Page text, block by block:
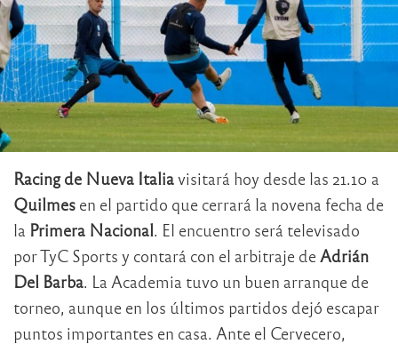
Racing de Nueva Italiavisitará hoy desde las 21.10 a
Quilmes en el partido que cerrará la novena fecha de
la Primera Nacional. El encuentro será televisado
por TyC Sports y contará con el arbitraje de Adrián
Del Barba. La Academia tuvo un buen arranque de
torneo, aunque en los últimos partidos dejó escapar
puntos importantes en casa. Ante el Cervecero,